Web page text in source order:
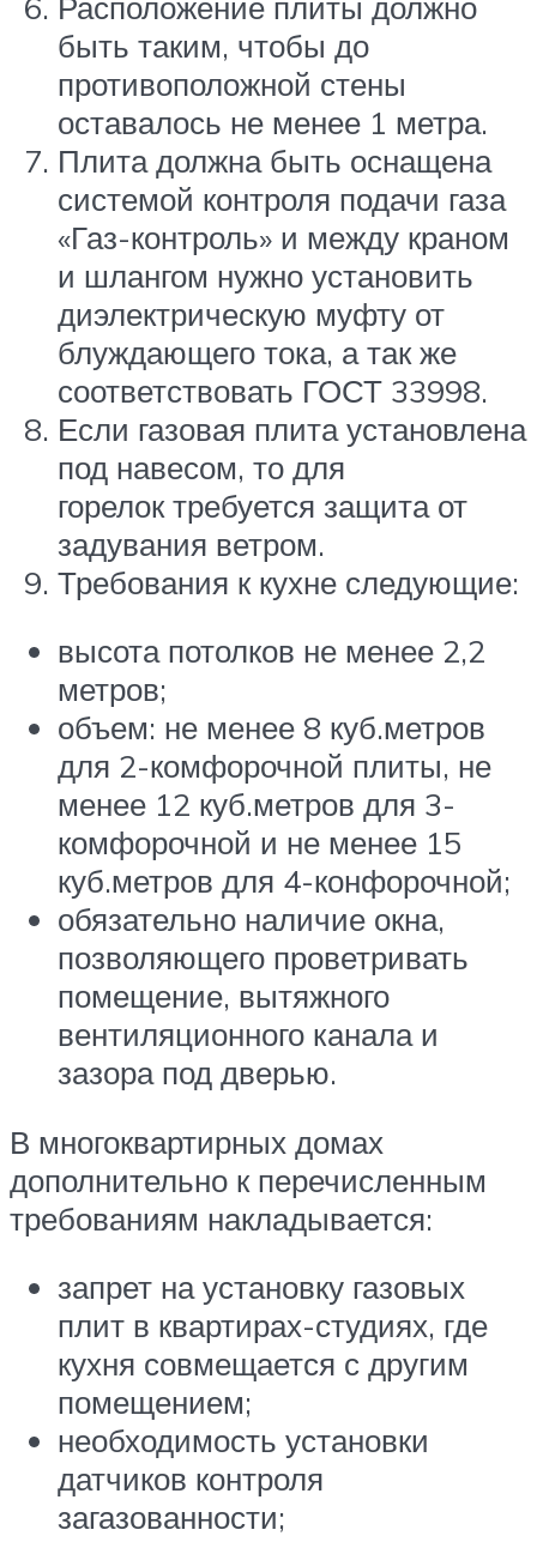
быть таким, чтобы до
противоположной стены
оставалось не менее 1 метра.
Плита должна быть оснащена
системой контроля подачи газа
«Газ-контроль» и между краном
и шлангом нужно установить
диэлектрическую муфту от
блуждающего тока, а так же
соответствовать ГОСТ 33998.
Если газовая плита установлена
под навесом, то для
горелок требуется защита от
задувания ветром.
Требования к кухне следующие:
высота потолков не менее 2,2
метров;
объем: не менее 8 куб.метров
для 2-комфорочной плиты, не
менее 12 куб.метров для 3-
комфорочной и не менее 15
куб.метров для 4-конфорочной;
обязательно наличие окна,
позволяющего проветривать
помещение, вытяжного
вентиляционного канала и
зазора под дверью.
В многоквартирных домах
дополнительно к перечисленным
требованиям накладывается:
запрет на установку газовых
плит в квартирах-студиях, где
кухня совмещается с другим
помещением;
необходимость установки
датчиков контроля
загазованности;